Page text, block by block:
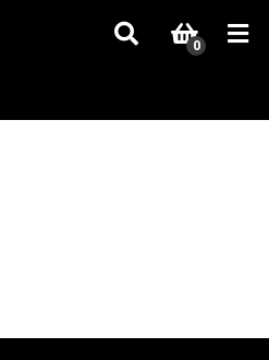
dodání dílů, které nejsou skladem,
za pochopení.
0